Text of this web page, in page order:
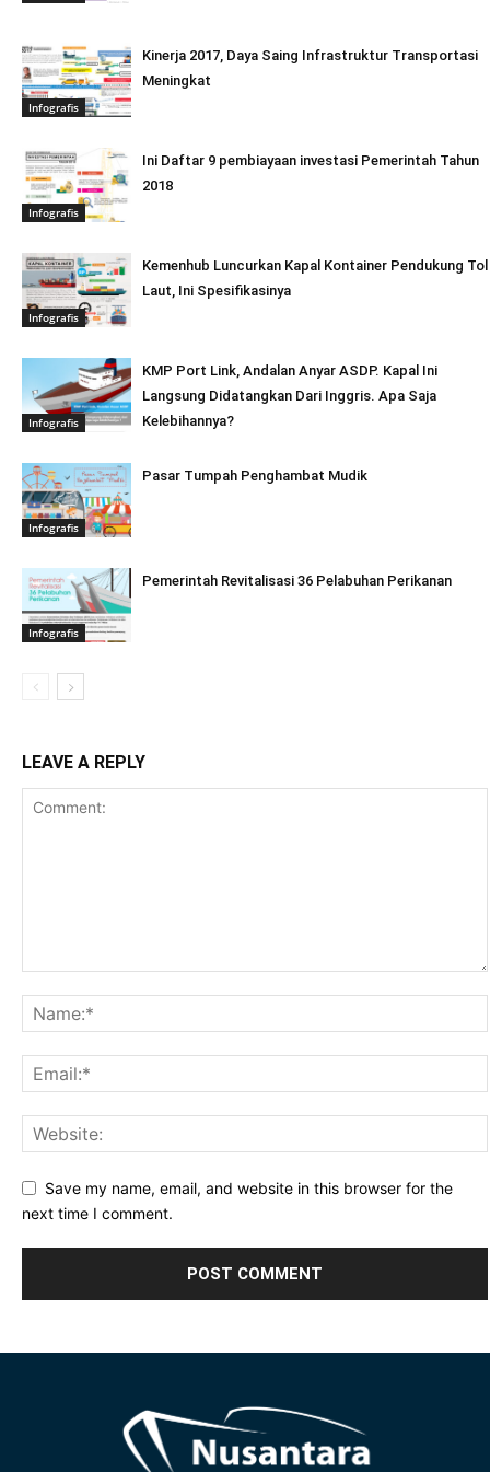
Infografis
Kinerja 2017, Daya Saing Infrastruktur Transportasi
Meningkat
Infografis
Ini Daftar 9 pembiayaan investasi Pemerintah Tahun
2018
Infografis
Kemenhub Luncurkan Kapal Kontainer Pendukung Tol
Laut, Ini Spesifikasinya
Infografis
KMP Port Link, Andalan Anyar ASDP. Kapal Ini
Langsung Didatangkan Dari Inggris. Apa Saja
Kelebihannya?
Infografis
Pasar Tumpah Penghambat Mudik
Infografis
Pemerintah Revitalisasi 36 Pelabuhan Perikanan
LEAVE A REPLY
Save my name, email, and website in this browser for the
next time I comment.